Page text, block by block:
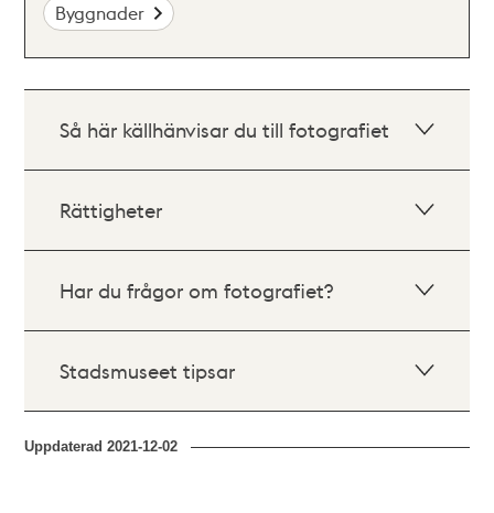
Byggnader
Så här källhänvisar du till fotografiet
Rättigheter
Har du frågor om fotografiet?
Stadsmuseet tipsar
Uppdaterad2021-12-02